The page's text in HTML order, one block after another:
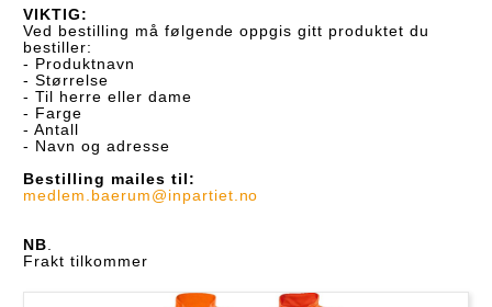
VIKTIG:
Ved bestilling må følgende oppgis gitt produktet du
bestiller:
- Produktnavn
- Størrelse
- Til herre eller dame
- Farge
- Antall
- Navn og adresse
Bestilling mailes til:
medlem.baerum@inpartiet.no
NB
Frakt tilkommer